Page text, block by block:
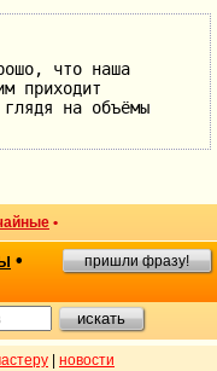
что наша
приходит
на объёмы
•
• пришли фразу!
новости